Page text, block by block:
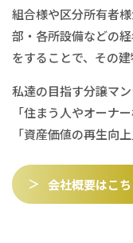
組合様や区分所有者
部・各所設備などの
をすることで、その
私達の目指す分譲マ
「住まう人やオーナ
「資産価値の再生向上
会社概要はこち